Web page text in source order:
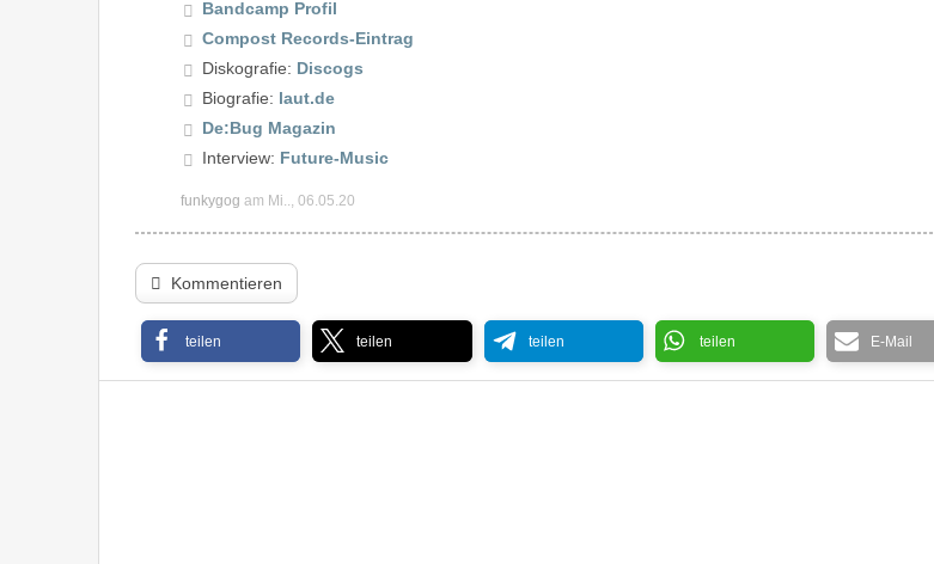
Bandcamp Profil
Compost Records-Eintrag
Diskografie: Discogs
Biografie: laut.de
De:Bug Magazin
Interview: Future-Music
funkygog am Mi.., 06.05.20
Kommentieren
teilen teilen teilen teilen E-Mail